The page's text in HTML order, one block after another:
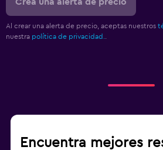
Al crear una alerta de precio, aceptas nuestros
nuestra política de privacidad.
Encuentra mejores